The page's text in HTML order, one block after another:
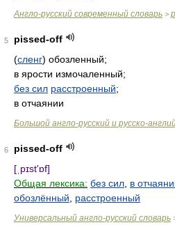
Англо-русский современный словарь >
5
pissed-off
(сленг) обозленный;
в ярости измочаленный;
без сил расстроенный;
в отчаянии
Большой англо-русский и русско-
6
pissed-off
[ˌpɪst'ɒf]
Общая лексика: без сил в
обозлённый
расстроенный
Универсальный англо-русский словарь